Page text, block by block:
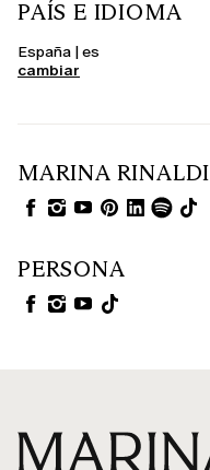
PAÍS E IDIOMA
España | es
cambiar
MARINA RINALDI
PERSONA